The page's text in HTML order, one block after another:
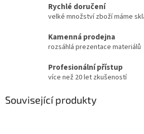
Rychlé doručení
velké množství zboží máme
Kamenná prodejna
rozsáhlá prezentace materiálů
Profesionální přístup
více než 20 let zkušeností
Související produkty